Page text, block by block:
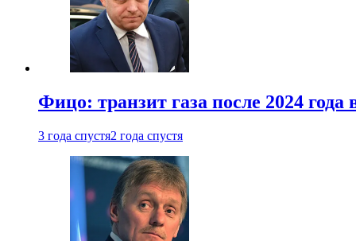
Фицо: транзит газа после 2024
3 года спустя2 года спустя